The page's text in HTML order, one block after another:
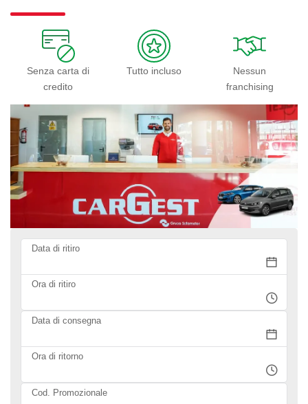
Senza carta di
credito
Tutto incluso
Nessun
franchising
Data di ritiro
Ora di ritiro
Data di consegna
Ora di ritorno
Cod. Promozionale